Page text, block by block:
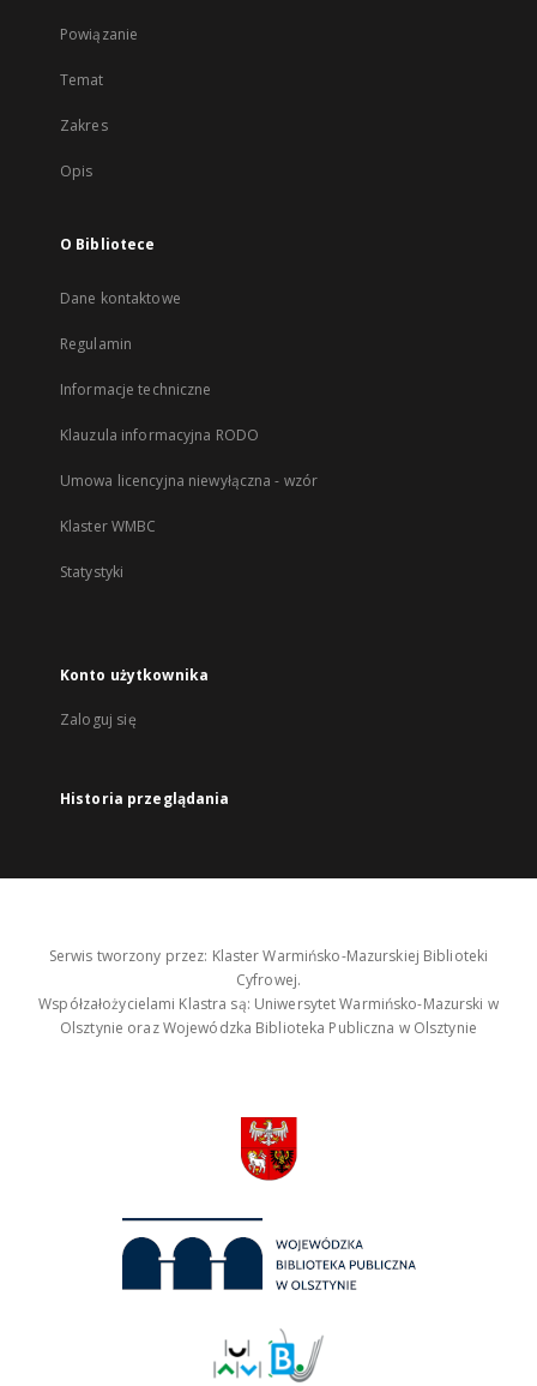
Powiązanie
Temat
Zakres
Opis
O Bibliotece
Dane kontaktowe
Regulamin
Informacje techniczne
Klauzula informacyjna RODO
Umowa licencyjna niewyłączna - wzór
Klaster WMBC
Statystyki
Konto użytkownika
Zaloguj się
Historia przeglądania
Serwis tworzony przez: Klaster Warmińsko-Mazurskiej Biblioteki
Cyfrowej.
Współzałożycielami Klastra są: Uniwersytet Warmińsko-Mazurski w
Olsztynie oraz Wojewódzka Biblioteka Publiczna w Olsztynie